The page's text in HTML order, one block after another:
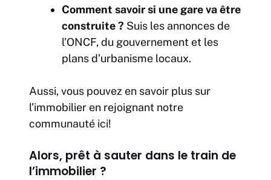
Comment savoir si une gare va être
construite ? Suis les annonces de
l’ONCF, du gouvernement et les
plans d’urbanisme locaux.
Aussi, vous pouvez en savoir plus sur
l’immobilier en rejoignant notre
communauté ici!
Alors, prêt à sauter dans le train de
l’immobilier ?